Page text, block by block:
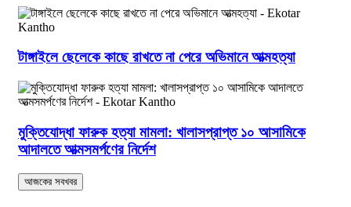
টাঙ্গাইলে ছেলেকে কাছে রাখতে না পেরে অভিমানে আত্মহত্যা
মুক্তিযোদ্ধা ফারুক হত্যা মামলা: খালাসপ্রাপ্ত ১০ আসামিকে
আদালতে আত্মসমর্পণের নির্দেশ